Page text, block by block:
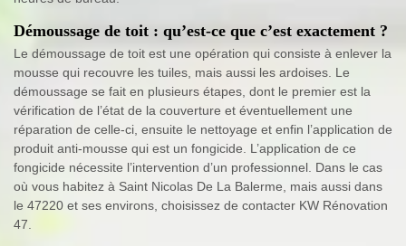
Démoussage de toit : qu’est-ce que c’est exactement ?
Le démoussage de toit est une opération qui consiste à enlever la
mousse qui recouvre les tuiles, mais aussi les ardoises. Le
démoussage se fait en plusieurs étapes, dont le premier est la
vérification de l’état de la couverture et éventuellement une
réparation de celle-ci, ensuite le nettoyage et enfin l’application de
produit anti-mousse qui est un fongicide. L’application de ce
fongicide nécessite l’intervention d’un professionnel. Dans le cas
où vous habitez à Saint Nicolas De La Balerme, mais aussi dans
le 47220 et ses environs, choisissez de contacter KW Rénovation
47.